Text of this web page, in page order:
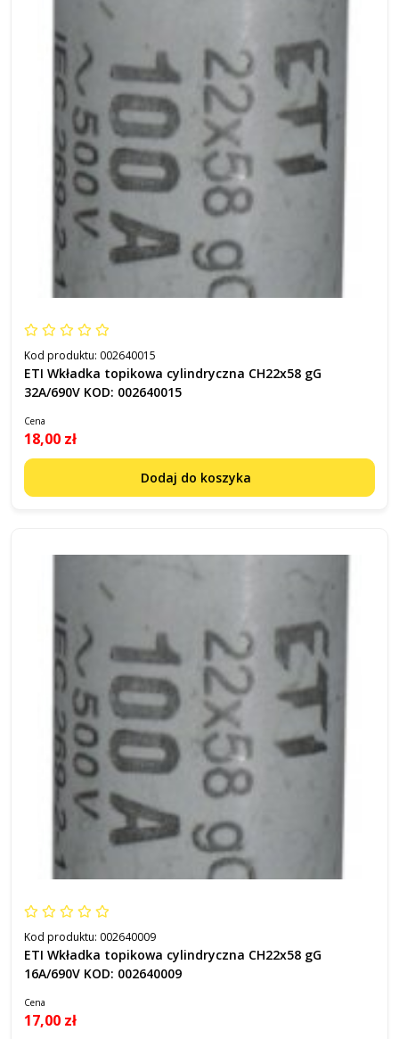
Kod produktu: 002640015
ETI Wkładka topikowa cylindryczna CH22x58 gG
32A/690V KOD: 002640015
Cena
18,00 zł
Dodaj do koszyka
Kod produktu: 002640009
ETI Wkładka topikowa cylindryczna CH22x58 gG
16A/690V KOD: 002640009
Cena
17,00 zł